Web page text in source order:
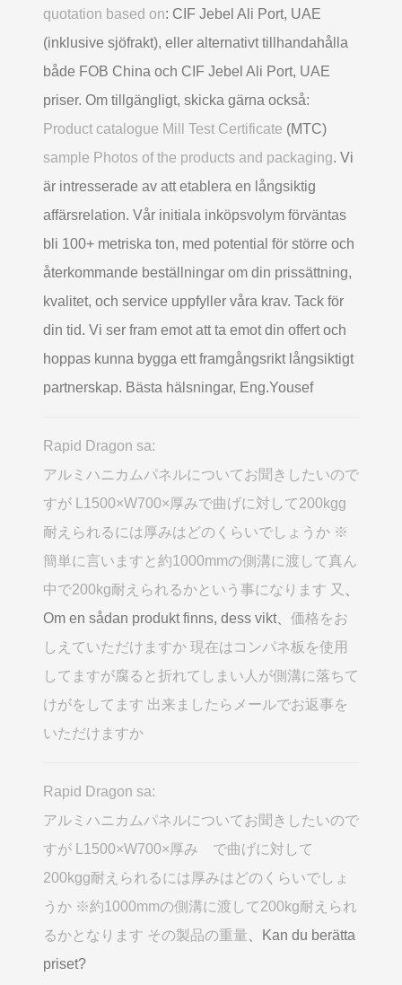
quotation based on: CIF Jebel Ali Port, UAE
(inklusive sjöfrakt), eller alternativt tillhandahålla
både FOB China och CIF Jebel Ali Port, UAE
priser. Om tillgängligt, skicka gärna också:
Product catalogue Mill Test Certificate (MTC)
sample Photos of the products and packaging. Vi
är intresserade av att etablera en långsiktig
affärsrelation. Vår initiala inköpsvolym förväntas
bli 100+ metriska ton, med potential för större och
återkommande beställningar om din prissättning,
kvalitet, och service uppfyller våra krav. Tack för
din tid. Vi ser fram emot att ta emot din offert och
hoppas kunna bygga ett framgångsrikt långsiktigt
partnerskap. Bästa hälsningar, Eng.Yousef
Rapid Dragon sa:
アルミハニカムパネルについてお聞きしたいので
すが L1500×W700×厚みで曲げに対して200kgg
耐えられるには厚みはどのくらいでしょうか ※
簡単に言いますと約1000mmの側溝に渡して真ん
中で200kg耐えられるかという事になります 又 、
Om en sådan produkt finns, dess vikt、 価格をお
しえていただけますか 現在はコンパネ板を使用
してますが腐ると折れてしまい人が側溝に落ちて
けがをしてます 出来ましたらメールでお返事を
いただけますか
Rapid Dragon sa:
アルミハニカムパネルについてお聞きしたいので
すが L1500×W700×厚み で曲げに対して
200kgg耐えられるには厚みはどのくらいでしょ
うか ※約1000mmの側溝に渡して200kg耐えられ
るかとなります その製品の重量、Kan du berätta
priset?